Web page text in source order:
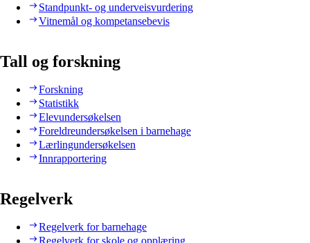
Standpunkt- og underveisvurdering
Vitnemål og kompetansebevis
Tall og forskning
Forskning
Statistikk
Elevundersøkelsen
Foreldreundersøkelsen i barnehage
Lærlingundersøkelsen
Innrapportering
Regelverk
Regelverk for barnehage
Regelverk for skole og opplæring